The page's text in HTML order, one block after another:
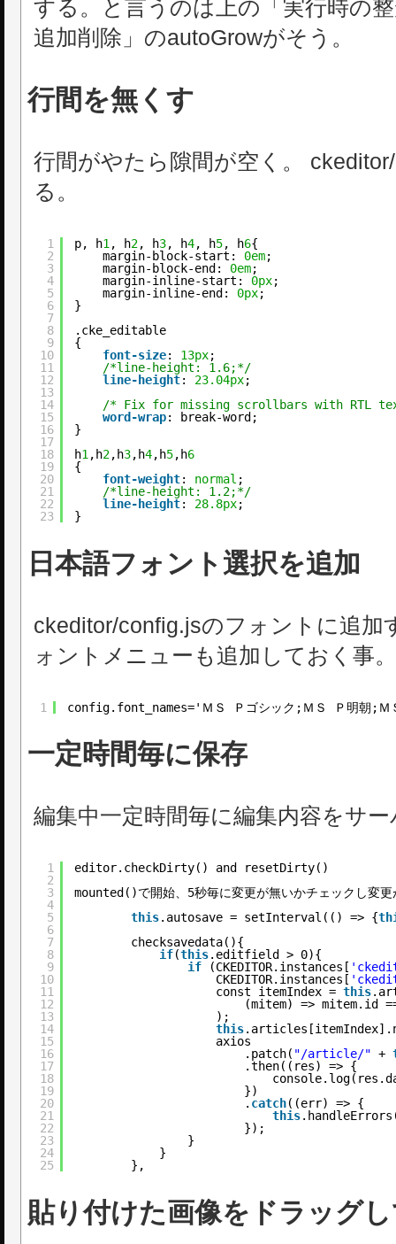
する。と言うのは上の「実行時の
追加削除」のautoGrowがそう。
行間を無くす
行間がやたら隙間が空く。
る。
1
2
3
4
5
6
7
8
9
10
11
12
13
14
15
16
17
18
19
20
21
22
23
p, h1, h2, h3, h4, h5, h6{
margin-block-start: 0em;
margin-block-end: 0em;
margin-inline-start: 0px;
margin-inline-end: 0px;
}
.cke_editable
{
font-size: 13px;
/*line-height: 1.6;*/
line-height: 23.04px;
/* Fix for missing scrollbars with RTL
word-wrap: break-word;
}
h1,h2,h3,h4,h5,h6
{
font-weight: normal ;
/*line-height: 1.2;*/
line-height: 28.8px;
}
日本語フォント選択を追加
ckeditor/config.jsのフォントに追加
ォントメニューも追加しておく事。
1 config.font_names='ＭＳ Ｐゴシック;ＭＳ Ｐ明
一定時間毎に保存
編集中一定時間毎に編集内容をサ
1
2
3
4
5
6
7
8
9
10
11
12
13
14
15
16
17
18
19
20
21
22
23
24
25
editor.checkDirty() and resetDirty()
mounted()で開始、5秒毎に変更が無いかチェックし変
this.autosave = setInterval(() => {
checksavedata(){
if(this.editfield > 0){
if
(CKEDITOR.instances[
CKEDITOR.instances[
const itemIndex = this
(mitem) => mitem.id
);
this
axios
.patch( "/article/" +
.then((res) => {
})
. catch((err) => {
this
});
}
}
},
貼り付けた画像をドラッグ